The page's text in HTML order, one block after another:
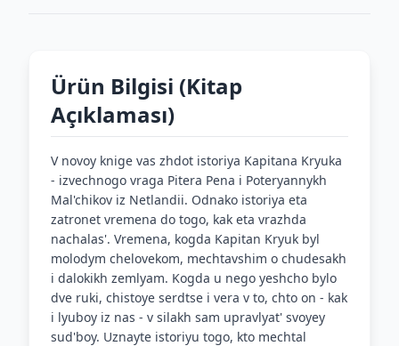
Ürün Bilgisi (Kitap
Açıklaması)
V novoy knige vas zhdot istoriya Kapitana Kryuka
- izvechnogo vraga Pitera Pena i Poteryannykh
Mal'chikov iz Netlandii. Odnako istoriya eta
zatronet vremena do togo, kak eta vrazhda
nachalas'. Vremena, kogda Kapitan Kryuk byl
molodym chelovekom, mechtavshim o chudesakh
i dalokikh zemlyam. Kogda u nego yeshcho bylo
dve ruki, chistoye serdtse i vera v to, chto on - kak
i lyuboy iz nas - v silakh sam upravlyat' svoyey
sud'boy. Uznayte istoriyu togo, kto mechtal